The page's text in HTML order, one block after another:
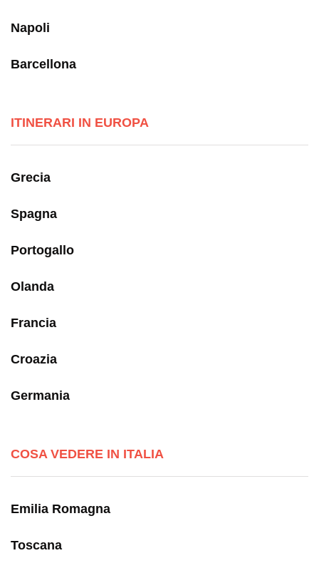
Napoli
Barcellona
ITINERARI IN EUROPA
Grecia
Spagna
Portogallo
Olanda
Francia
Croazia
Germania
COSA VEDERE IN ITALIA
Emilia Romagna
Toscana